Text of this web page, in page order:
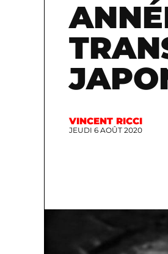
VINCENT RICCI
JEUDI 6 AOÛT 2020